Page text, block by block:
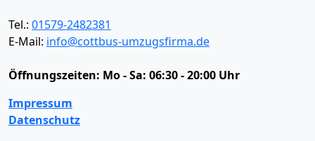
Tel.: 01579-2482381
E-Mail: info@cottbus-umzugsfirma.de
Öffnungszeiten: Mo - Sa: 06:30 - 20:00 Uhr
Impressum
Datenschutz